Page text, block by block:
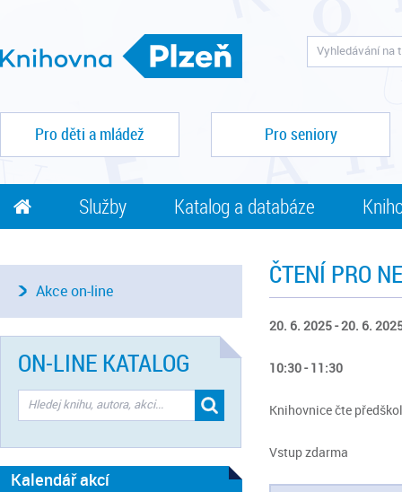
Pro děti a mládež Pro seniory
Služby Katalog a databáze
ČTENÍ PRO
20. 6. 2025 - 20. 6.
10:30 - 11:30
Knihovnice čte
Vstup zdarma
Akce on-line
ON-LINE KATALOG
Kalendář akcí